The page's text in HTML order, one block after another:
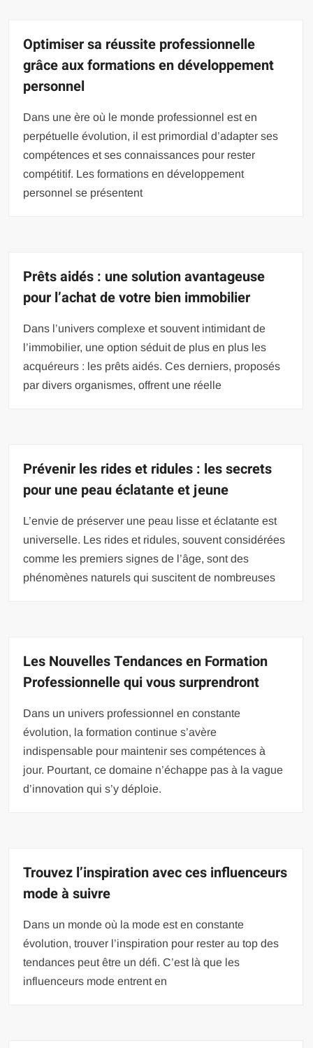
Optimiser sa réussite professionnelle
grâce aux formations en développement
personnel
Dans une ère où le monde professionnel est en
perpétuelle évolution, il est primordial d’adapter ses
compétences et ses connaissances pour rester
compétitif. Les formations en développement
personnel se présentent
Prêts aidés : une solution avantageuse
pour l’achat de votre bien immobilier
Dans l’univers complexe et souvent intimidant de
l’immobilier, une option séduit de plus en plus les
acquéreurs : les prêts aidés. Ces derniers, proposés
par divers organismes, offrent une réelle
Prévenir les rides et ridules : les secrets
pour une peau éclatante et jeune
L’envie de préserver une peau lisse et éclatante est
universelle. Les rides et ridules, souvent considérées
comme les premiers signes de l’âge, sont des
phénomènes naturels qui suscitent de nombreuses
Les Nouvelles Tendances en Formation
Professionnelle qui vous surprendront
Dans un univers professionnel en constante
évolution, la formation continue s’avère
indispensable pour maintenir ses compétences à
jour. Pourtant, ce domaine n’échappe pas à la vague
d’innovation qui s’y déploie.
Trouvez l’inspiration avec ces influenceurs
mode à suivre
Dans un monde où la mode est en constante
évolution, trouver l’inspiration pour rester au top des
tendances peut être un défi. C’est là que les
influenceurs mode entrent en